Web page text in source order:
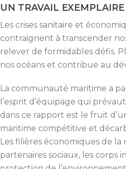
UN TRAVAIL
Les crises sanitaire et
contraignent à transcender
relever de formidables défis.
nos océans et contribue au
La communauté maritime a
l’esprit d’équipage qui
dans ce rapport est le fruit
maritime compétitive et
Les filières économiques de
partenaires sociaux, les corps